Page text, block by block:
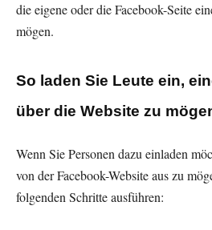
die eigene oder die Facebook-Seite
mögen.
So laden Sie Leute ein,
über die Website zu
Wenn Sie Personen dazu einladen
von der Facebook-Website aus zu
folgenden Schritte ausführen: